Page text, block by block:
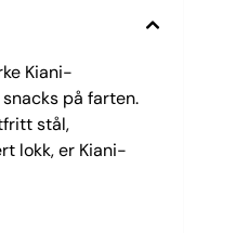
Kiani-
på farten.
stål,
lokk, er Kiani-